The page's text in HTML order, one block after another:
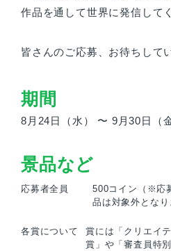
作品を通して世界に発信して
皆さんのご応募、お待ちして
期間
8月24日（水） 〜 9月30日（金
景品など
応募者全員
500コイン（※応
品は対象外となり
各賞について
賞には「クリエイ
賞」や「審査員特